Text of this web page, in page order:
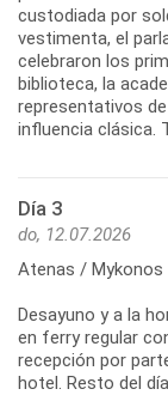
custodiada por
vestimenta, el
celebraron los
biblioteca, la
representativos
influencia clásica.
Día 3
do, 12.07.2026
Atenas / Mykonos
Desayuno y a la
en ferry regular
recepción por
hotel. Resto del